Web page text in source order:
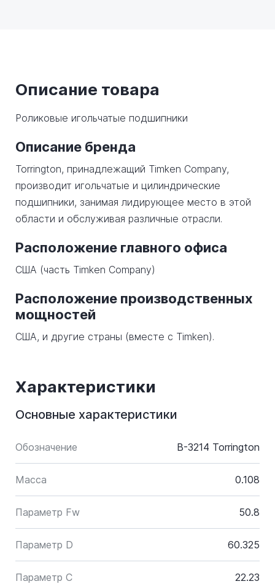
Описание товара
Роликовые игольчатые подшипники
Описание бренда
Torrington, принадлежащий Timken Company,
производит игольчатые и цилиндрические
подшипники, занимая лидирующее место в этой
области и обслуживая различные отрасли.
Расположение главного офиса
США (часть Timken Company)
Расположение производственных
мощностей
США, и другие страны (вместе с Timken).
Характеристики
Основные характеристики
Обозначение B-3214 Torrington
Масса 0.108
Параметр Fw 50.8
Параметр D 60.325
Параметр C 22.23